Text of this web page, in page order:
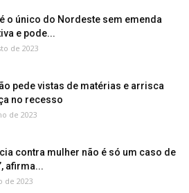
é o único do Nordeste sem emenda
e pode...
de 2023
pede vistas de matérias e arrisca
no recesso
de 2023
contra mulher não é só um caso de
afirma...
de 2023